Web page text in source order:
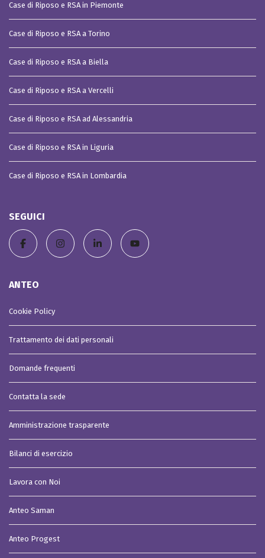
Case di Riposo e RSA in Piemonte
Case di Riposo e RSA a Torino
Case di Riposo e RSA a Biella
Case di Riposo e RSA a Vercelli
Case di Riposo e RSA ad Alessandria
Case di Riposo e RSA in Liguria
Case di Riposo e RSA in Lombardia
SEGUICI
ANTEO
Cookie Policy
Trattamento dei dati personali
Domande frequenti
Contatta la sede
Amministrazione trasparente
Bilanci di esercizio
Lavora con Noi
Anteo Saman
Anteo Progest